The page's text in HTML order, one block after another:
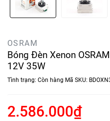
OSRAM
Bóng Đèn Xenon
12V 35W
Tình trạng: Còn hàng Mã SKU:
2.586.000₫